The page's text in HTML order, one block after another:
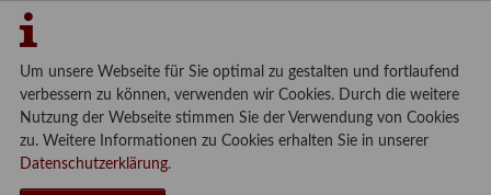
Um unsere Webseite für Sie optimal zu gestalten und fortlaufend
verbessern zu können, verwenden wir Cookies. Durch die weitere
Nutzung der Webseite stimmen Sie der Verwendung von Cookies
zu. Weitere Informationen zu Cookies erhalten Sie in unserer
Datenschutzerklärung.